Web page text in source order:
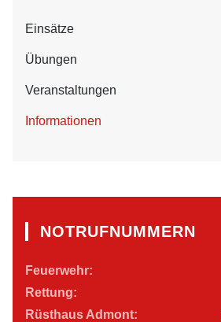
Einsätze
Übungen
Veranstaltungen
Informationen
NOTRUFNUMMERN
Feuerwehr:
Rettung:
Rüsthaus Admont: